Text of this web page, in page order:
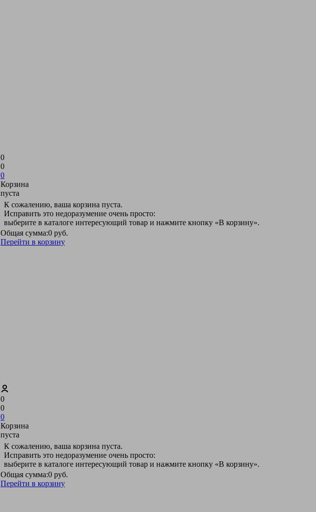
0
0
0
Корзина
пуста
К сожалению, ваша корзина пуста.
Исправить это недоразумение очень просто:
выберите в каталоге интересующий товар и нажмите кнопку «В корзину».
Общая сумма:0 руб.
Перейти в корзину
0
0
0
Корзина
пуста
К сожалению, ваша корзина пуста.
Исправить это недоразумение очень просто:
выберите в каталоге интересующий товар и нажмите кнопку «В корзину».
Общая сумма:0 руб.
Перейти в корзину